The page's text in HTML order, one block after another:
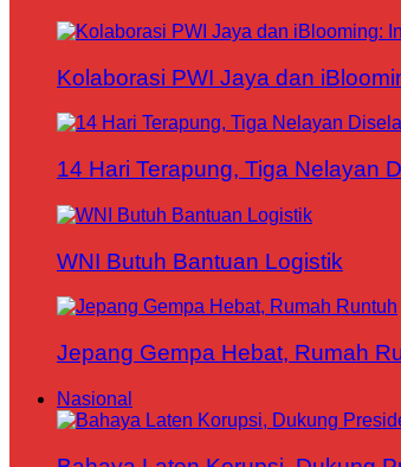
Kolaborasi PWI Jaya dan
14 Hari Terapung, Tiga Nelayan
WNI Butuh Bantuan Logistik
Jepang Gempa Hebat, Rumah
Nasional